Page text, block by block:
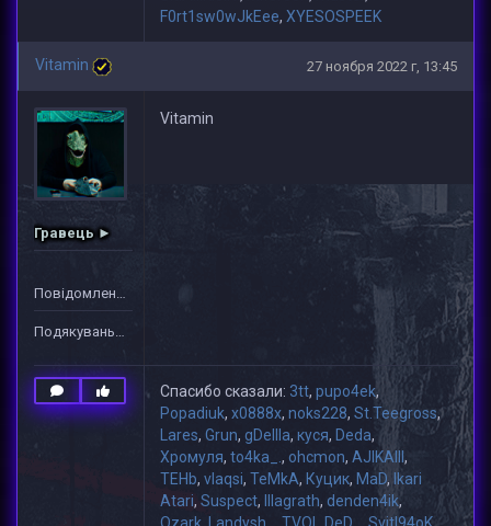
F0rt1sw0wJkEee, XYESOSPEEK
Vitamin 27 ноября 2022 г, 13:45
Гравець ►
Повідомлень: 1
Подякувань: 34
Vitamin
Спасибо сказали: 3tt, pupo4ek,
Popadiuk, x0888x, noks228, St.Teegross,
Lares, Grun, gDeIIIa, куся, Deda,
Хромуля, to4ka_., ohcmon, AJIKAIII ,
TEHb, vlaqsi, TeMkA, Куцик, MaD, Ikari
Atari, Suspect, lllagrath, denden4ik,